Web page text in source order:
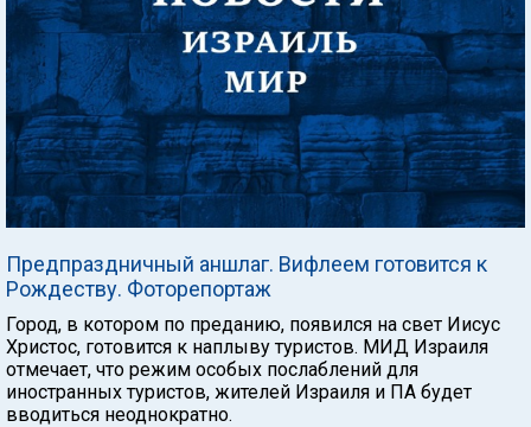
Предпраздничный аншлаг. Вифлеем готовится к
Рождеству. Фоторепортаж
Город, в котором по преданию, появился на свет Иисус
Христос, готовится к наплыву туристов. МИД Израиля
отмечает, что режим особых послаблений для
иностранных туристов, жителей Израиля и ПА будет
вводиться неоднократно.